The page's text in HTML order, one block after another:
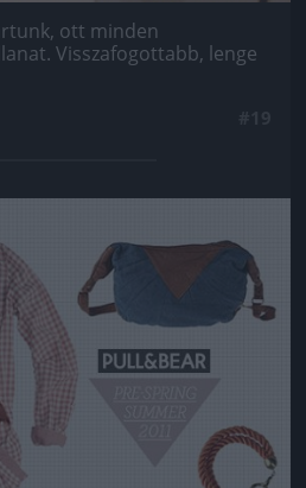
ott minden
Visszafogottabb, lenge
még kép!